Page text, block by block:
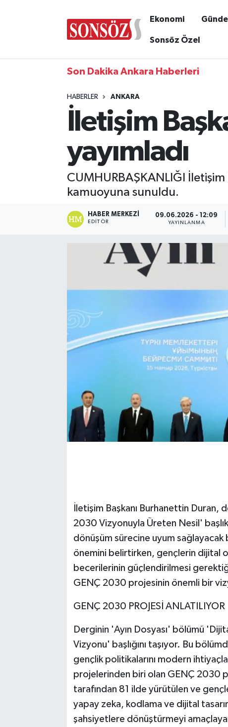
Ekonomi
Sonsöz Özel
Son Dakika Ankara Haberleri
HABERLER ANKARA
İletişim
yayımladı
CUMHURBAŞKANLIĞI İletişim
kamuoyuna sunuldu.
HABER MERKEZI
EDITÖR
09.06.2026 - 12:09
YAYINLANMA
İletişim Başkanı Burhanettin
2030 Vizyonuyla Üreten Nesil'
dönüşüm sürecine uyum sağlayacak
önemini belirtirken, gençlerin dijital
becerilerinin güçlendirilmesi
GENÇ 2030 projesinin önemli bir
GENÇ 2030 PROJESİ ANLATILIYOR
Derginin 'Ayın Dosyası' bölümü
Vizyonu' başlığını taşıyor. Bu
gençlik politikalarını modern
projelerinden biri olan GENÇ 2030
tarafından 81 ilde yürütülen ve
yapay zeka, kodlama ve dijital
şahsiyetlere dönüştürmeyi